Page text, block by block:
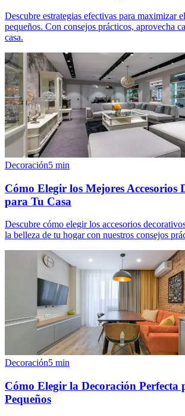
Descubre estrategias efectivas para maximizar
pequeños. Con consejos prácticos, aprovecha
casa.
Decoración5 min
Cómo Elegir los Mejores Accesorios
para Tu Casa
Descubre cómo elegir los accesorios
la belleza de tu hogar con nuestros consejos
Decoración5 min
Cómo Elegir la Decoración Perfecta
Pequeños